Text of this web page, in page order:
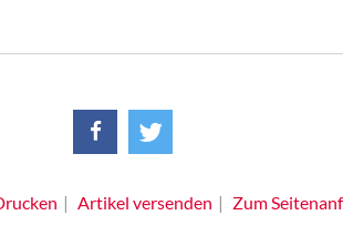
Artikel versenden Zum